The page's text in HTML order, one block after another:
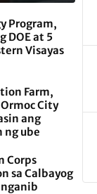
Program,
DOE at 5
Visayas
Farm,
City
ang
ng ube
Corps
sa Calbayog